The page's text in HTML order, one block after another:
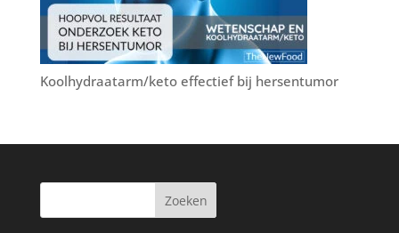
Koolhydraatarm/keto effectief bij hersentumor